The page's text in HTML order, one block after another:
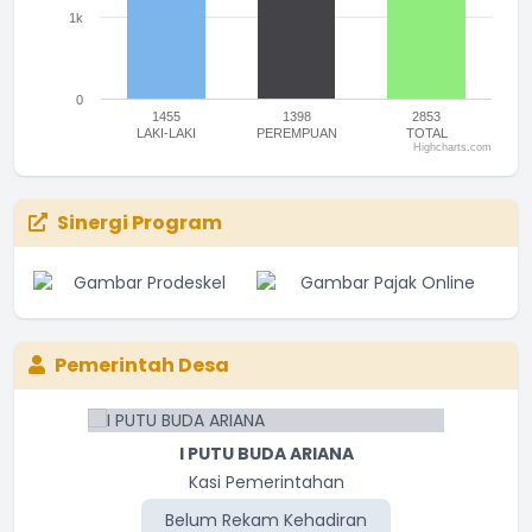
1455
LAKI-LAKI
1398
PEREMPUAN
2853
TOTAL
0
1k
Highcharts.com
Sinergi Program
Pemerintah Desa
I PUTU BUDA ARIANA
Kasi Pemerintahan
Belum Rekam Kehadiran
I MADE LINGGA
Kasi Kesejahteraan
Belum Rekam Kehadiran